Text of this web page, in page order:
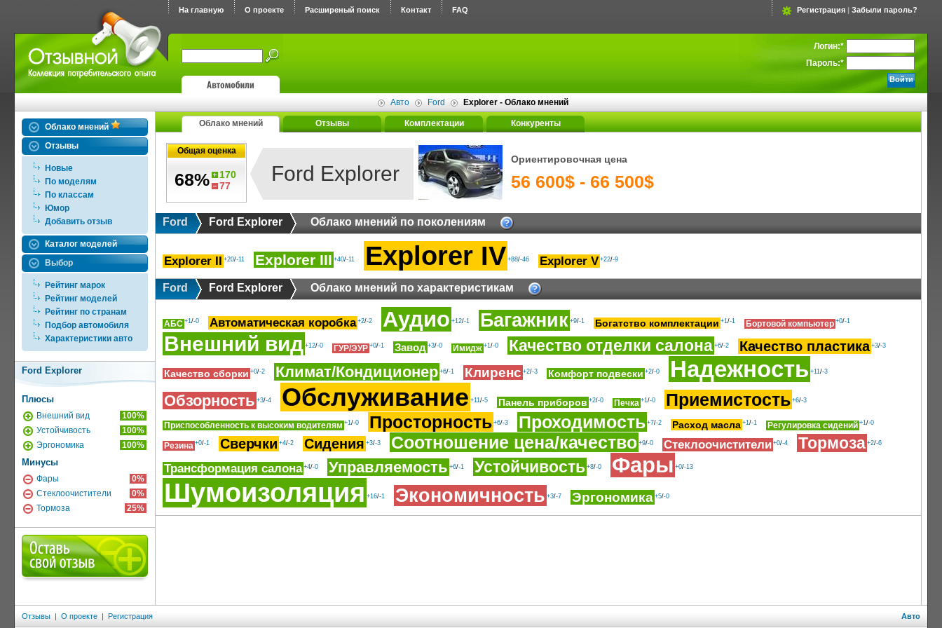
На главную О проекте Расширеный поиск Контакт FAQ Регистрация | Забыли пароль?
Логин:*
Пароль:*
Авто Ford Explorer - Облако мнений
Облако мнений
Отзывы
Новые
По моделям
По классам
Юмор
Добавить отзыв
Каталог моделей
Выбор
Рейтинг марок
Рейтинг моделей
Рейтинг по странам
Подбор автомобиля
Характеристики авто
Ford Explorer
Плюсы
Внешний вид
100%
Устойчивость
100%
Эргономика
100%
Минусы
Фары
0%
Стеклоочистители
0%
Тормоза
25%
Облако мнений Отзывы Комплектации Конкуренты
Общая оценка
68%
170
77
Ford Explorer
Ориентировочная цена
56 600$ - 66 500$
Ford Ford Explorer Облако мнений по поколениям
Explorer II +20/-11 Explorer III +40/-11 Explorer IV +88/-46 Explorer V +22/-9
Ford Ford Explorer Облако мнений по характеристикам
АБС +1/-0 Автоматическая коробка +2/-2 Аудио +12/-1 Багажник +9/-1 Богатство комплектации +1/-1 Бортовой компьютер +0/-1
Внешний вид +12/-0 ГУР/ЭУР +0/-1 Завод +3/-0 Имидж +1/-0 Качество отделки салона +6/-2 Качество пластика +3/-3
Качество сборки +0/-2 Климат/Кондиционер +6/-1 Клиренс +2/-3 Комфорт подвески +2/-0 Надежность +11/-3
Обзорность +3/-4 Обслуживание +11/-5 Панель приборов +2/-0 Печка +1/-0 Приемистость +6/-3
Приспособленность к высоким водителям +1/-0 Просторность +6/-3 Проходимость +7/-2 Расход масла +1/-1 Регулировка сидений +1/-0
Резина +0/-1 Сверчки +4/-2 Сидения +3/-3 Соотношение цена/качество +9/-0 Стеклоочистители +0/-4 Тормоза +2/-6
Трансформация салона +4/-0 Управляемость +6/-1 Устойчивость +8/-0 Фары +0/-13
Шумоизоляция +16/-1 Экономичность +3/-7 Эргономика +5/-0
Отзывы | О проекте | Регистрация Авто